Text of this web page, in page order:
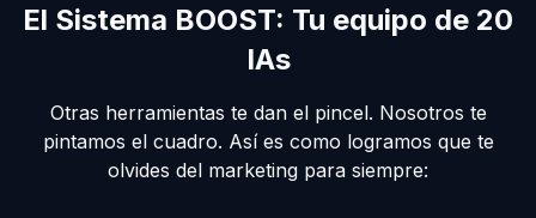
El Sistema BOOST: Tu equipo de 20
IAs
Otras herramientas te dan el pincel. Nosotros te
pintamos el cuadro. Así es como logramos que te
olvides del marketing para siempre: